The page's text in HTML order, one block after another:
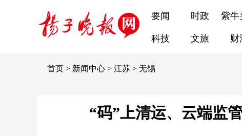
要闻 时政 紫牛
科技 文旅 财
首页 > 新闻中心 > 江苏 > 无锡
“码”上清运、云端监